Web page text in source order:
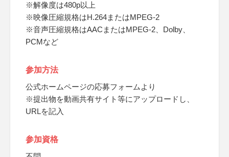
※解像度は480p以上
※映像圧縮規格はH.264またはMPEG-2
※音声圧縮規格はAACまたはMPEG-2、Dolby、
PCMなど
参加方法
公式ホームページの応募フォームより
※提出物を動画共有サイト等にアップロードし、
URLを記入
参加資格